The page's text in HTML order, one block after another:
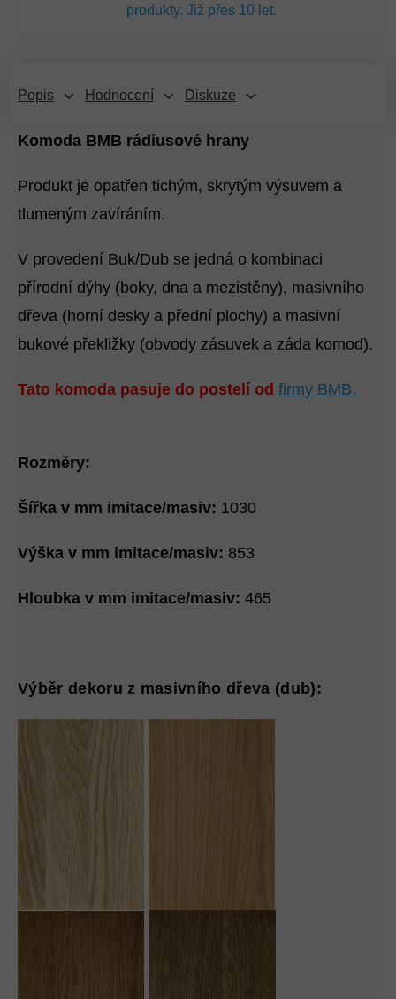
produkty. Již přes 10 let.
Popis Hodnocení Diskuze
Komoda BMB rádiusové hrany
Produkt je opatřen tichým, skrytým výsuvem a
tlumeným zavíráním.
V provedení Buk/Dub se jedná o kombinaci
přírodní dýhy (boky, dna a mezistěny), masivního
dřeva (horní desky a přední plochy) a masivní
bukové překližky (obvody zásuvek a záda komod).
Tato komoda pasuje do postelí od firmy BMB.
Rozměry:
Šířka v mm imitace/masiv: 1030
Výška v mm imitace/masiv: 853
Hloubka v mm imitace/masiv: 465
Výběr dekoru z masivního dřeva (dub):